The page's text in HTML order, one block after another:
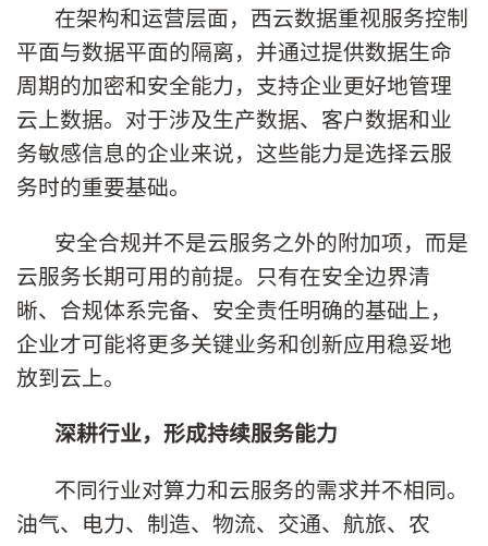
在架构和运营层面，西云数据重视服务控制
平面与数据平面的隔离，并通过提供数据生命
周期的加密和安全能力，支持企业更好地管理
云上数据。对于涉及生产数据、客户数据和业
务敏感信息的企业来说，这些能力是选择云服
务时的重要基础。
安全合规并不是云服务之外的附加项，而是
云服务长期可用的前提。只有在安全边界清
晰、合规体系完备、安全责任明确的基础上，
企业才可能将更多关键业务和创新应用稳妥地
放到云上。
深耕行业，形成持续服务能力
不同行业对算力和云服务的需求并不相同。
油气、电力、制造、物流、交通、航旅、农